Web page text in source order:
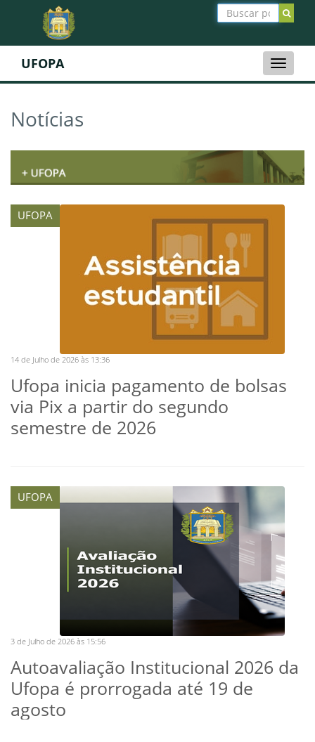
Toggle
UFOPA
Notícias
UFOPA
14 de Julho de 2026 às 13:36
Ufopa inicia pagamento de bolsas
via Pix a partir do segundo
semestre de 2026
UFOPA
3 de Julho de 2026 às 15:56
Autoavaliação Institucional 2026 da
Ufopa é prorrogada até 19 de
agosto